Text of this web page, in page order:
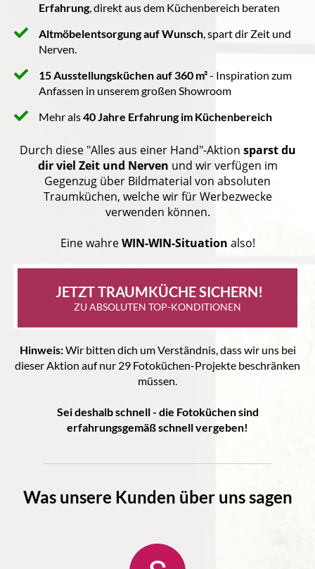
Erfahrung, direkt aus dem Küchenbereich beraten
Altmöbelentsorgung auf Wunsch, spart dir Zeit und
Nerven.
15 Ausstellungsküchen auf 360 m²- Inspiration zum
Anfassen in unserem großen Showroom
Mehr als40 Jahre Erfahrung im Küchenbereich
Durch diese "Alles aus einer Hand"-Aktion sparst du
dir viel Zeit und Nerven und wir verfügen im
Gegenzug über Bildmaterial von absoluten
Traumküchen, welche wir für Werbezwecke
verwenden können.
Eine wahreWIN-WIN-Situation also!
JETZT TRAUMKÜCHE SICHERN!
ZU ABSOLUTEN TOP-KONDITIONEN
Hinweis:Wir bitten dich um Verständnis, dass wir uns bei
dieser Aktion auf nur 29 Fotoküchen-Projekte beschränken
müssen.
Sei deshalb schnell - die Fotoküchen sind
erfahrungsgemäß schnell vergeben!
Was unsere Kunden über uns sagen